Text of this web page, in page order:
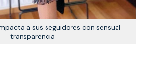
a sus seguidores con sensual
transparencia